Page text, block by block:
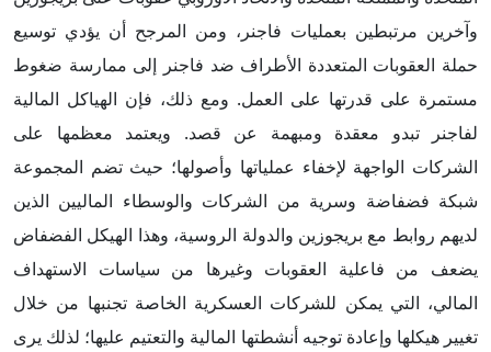
وآخرين مرتبطين بعمليات فاجنر، ومن المرجح أن يؤدي توسيع
حملة العقوبات المتعددة الأطراف ضد فاجنر إلى ممارسة ضغوط
مستمرة على قدرتها على العمل. ومع ذلك، فإن الهياكل المالية
لفاجنر تبدو معقدة ومبهمة عن قصد. ويعتمد معظمها على
الشركات الواجهة لإخفاء عملياتها وأصولها؛ حيث تضم المجموعة
شبكة فضفاضة وسرية من الشركات والوسطاء الماليين الذين
لديهم روابط مع بريجوزين والدولة الروسية، وهذا الهيكل الفضفاض
يضعف من فاعلية العقوبات وغيرها من سياسات الاستهداف
المالي، التي يمكن للشركات العسكرية الخاصة تجنبها من خلال
تغيير هيكلها وإعادة توجيه أنشطتها المالية والتعتيم عليها؛ لذلك يرى